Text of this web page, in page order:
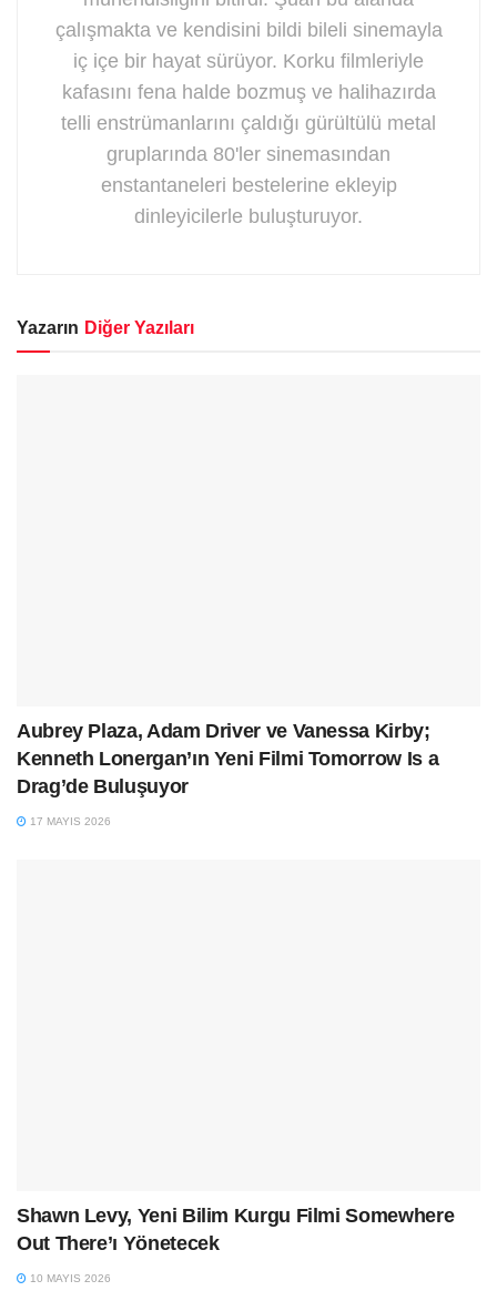
çalışmakta ve kendisini bildi bileli sinemayla
iç içe bir hayat sürüyor. Korku filmleriyle
kafasını fena halde bozmuş ve halihazırda
telli enstrümanlarını çaldığı gürültülü metal
gruplarında 80'ler sinemasından
enstantaneleri bestelerine ekleyip
dinleyicilerle buluşturuyor.
Yazarın Diğer Yazıları
Aubrey Plaza, Adam Driver ve Vanessa Kirby;
Kenneth Lonergan’ın Yeni Filmi Tomorrow Is a
Drag’de Buluşuyor
17 MAYIS 2026
Shawn Levy, Yeni Bilim Kurgu Filmi Somewhere
Out There’ı Yönetecek
10 MAYIS 2026